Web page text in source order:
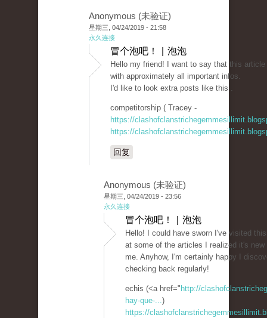
Anonymous (未验证)
星期三, 04/24/2019 - 21:58
永久连接
冒个泡吧！ | 泡泡
Hello my friend! I want to say that this
with approximately all important infos.
I'd like to look extra posts like this .
competitorship ( Tracey -
https://
https://
回复
Anonymous (未验证)
星期三, 04/24/2019 - 23:56
永久连接
冒个泡吧！ | 泡泡
Hello! I could have sworn I've visited
at some of the articles I realized it's new
me. Anyhow, I'm certainly happy I
checking back regularly!
echis (<a href=" http://
hay-que-...)
https://